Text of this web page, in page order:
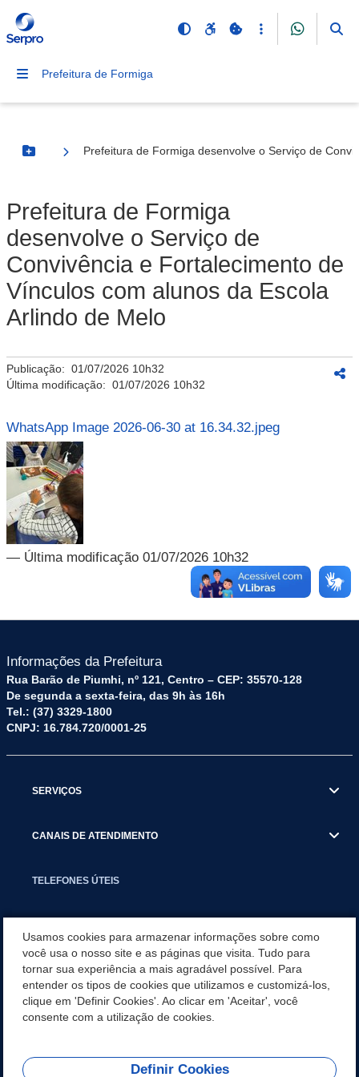
Prefeitura de Formiga
Botão Menu
Prefeitura de Formiga desenvolve o Serviço de
Prefeitura de Formiga
desenvolve o Serviço de
Convivência e Fortalecimento de
Vínculos com alunos da Escola
Arlindo de Melo
Publicação: 01/07/2026 10h32
Última modificação: 01/07/2026 10h32
WhatsApp Image 2026-06-30 at 16.34.32.jpeg
— Última modificação 01/07/2026 10h32
Informações da Prefeitura
Rua Barão de Piumhi, nº 121, Centro – CEP: 35570-128
De segunda a sexta-feira, das 9h às 16h
Tel.: (37) 3329-1800
CNPJ: 16.784.720/0001-25
SERVIÇOS
CANAIS DE ATENDIMENTO
TELEFONES ÚTEIS
NOTÍCIAS
APLICATIVO
Usamos cookies para armazenar informações sobre como
você usa o nosso site e as páginas que visita. Tudo para
tornar sua experiência a mais agradável possível. Para
entender os tipos de cookies que utilizamos e customizá-los,
clique em 'Definir Cookies'. Ao clicar em 'Aceitar', você
consente com a utilização de cookies.
Definir Cookies